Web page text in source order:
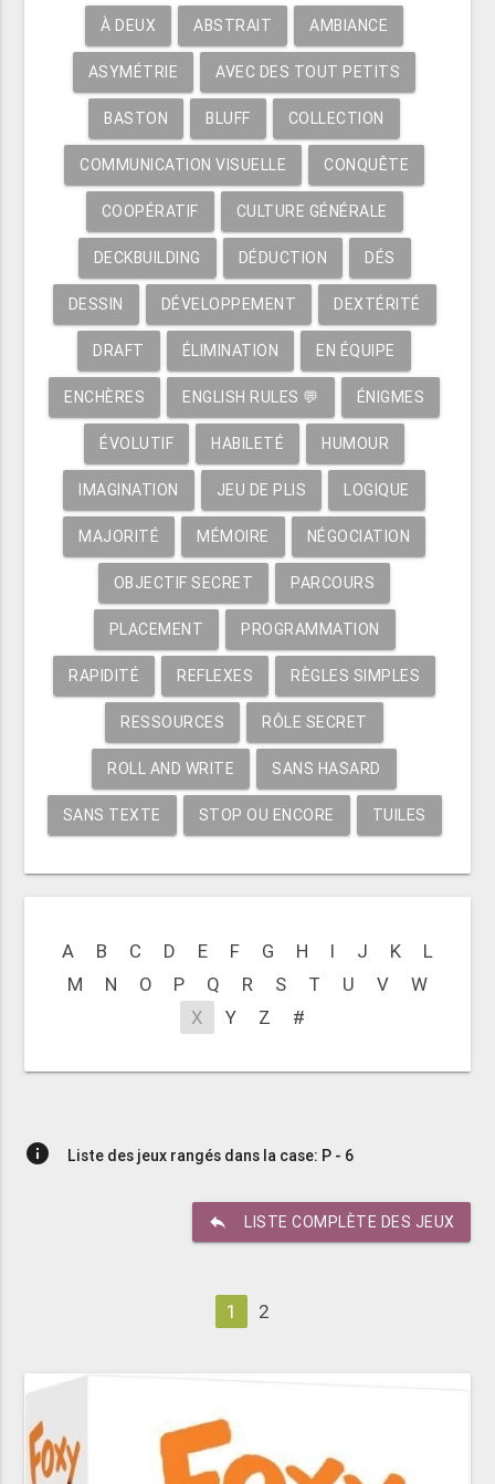
À DEUX ABSTRAIT AMBIANCE
ASYMÉTRIE AVEC DES TOUT PETITS
BASTON BLUFF COLLECTION
COMMUNICATION VISUELLE CONQUÊTE
COOPÉRATIF CULTURE GÉNÉRALE
DECKBUILDING DÉDUCTION DÉS
DESSIN DÉVELOPPEMENT DEXTÉRITÉ
DRAFT ÉLIMINATION EN ÉQUIPE
ENCHÈRES ENGLISH RULES 💬 ÉNIGMES
ÉVOLUTIF HABILETÉ HUMOUR
IMAGINATION JEU DE PLIS LOGIQUE
MAJORITÉ MÉMOIRE NÉGOCIATION
OBJECTIF SECRET PARCOURS
PLACEMENT PROGRAMMATION
RAPIDITÉ REFLEXES RÈGLES SIMPLES
RESSOURCES RÔLE SECRET
ROLL AND WRITE SANS HASARD
SANS TEXTE STOP OU ENCORE TUILES
A B C D E F G H I J K
L
M
N O P Q R S T U V
W
X
Y Z #
info Liste des jeux rangés dans la case: P - 6
reply LISTE COMPLÈTE DES JEUX
1 2